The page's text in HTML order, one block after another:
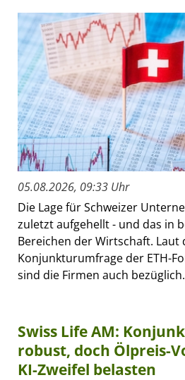
05.08.2026, 09:33 Uhr
Die Lage für Schweizer
zuletzt aufgehellt - und das in
Bereichen der Wirtschaft. Laut
Konjunkturumfrage der ETH-
sind die Firmen auch
Swiss Life AM:
robust, doch Ölpreis-
KI-Zweifel belasten